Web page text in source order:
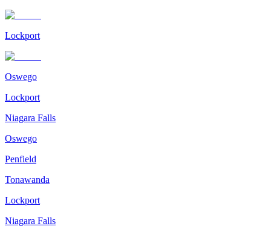
Lockport
Oswego
Lockport
Niagara Falls
Oswego
Penfield
Tonawanda
Lockport
Niagara Falls